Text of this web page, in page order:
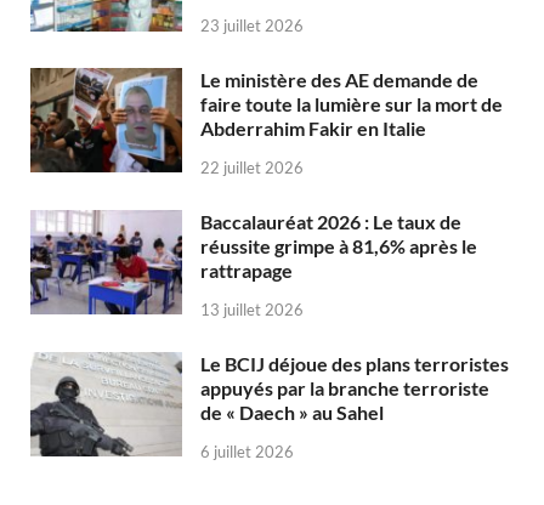
23 juillet 2026
Le ministère des AE demande de
faire toute la lumière sur la mort de
Abderrahim Fakir en Italie
22 juillet 2026
Baccalauréat 2026 : Le taux de
réussite grimpe à 81,6% après le
rattrapage
13 juillet 2026
Le BCIJ déjoue des plans terroristes
appuyés par la branche terroriste
de « Daech » au Sahel
6 juillet 2026